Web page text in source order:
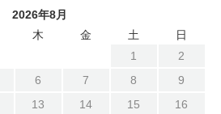
2026年8月
木 金 土
日
1
2
6 7 8
9
13 14 15
16